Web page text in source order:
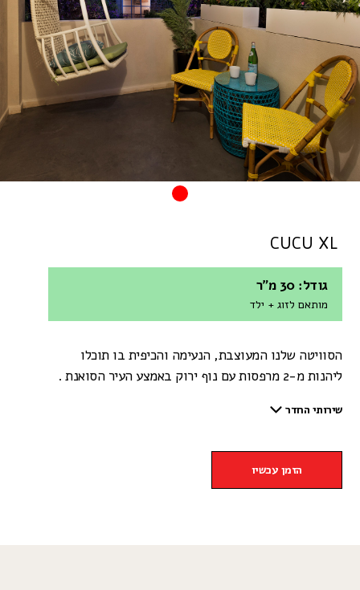
CUCU XL
גודל: 30 מ"ר
מותאם לזוג + ילד
הסוויטה שלנו המעוצבת, הנעימה והכיפית בו תוכלו
ליהנות מ-2 מרפסות עם נוף ירוק באמצע העיר הסואנת .
שירותי החדר
הזמן עכשיו